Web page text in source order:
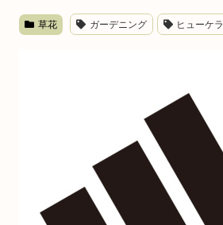
草花 ガーデニング ヒューケラ